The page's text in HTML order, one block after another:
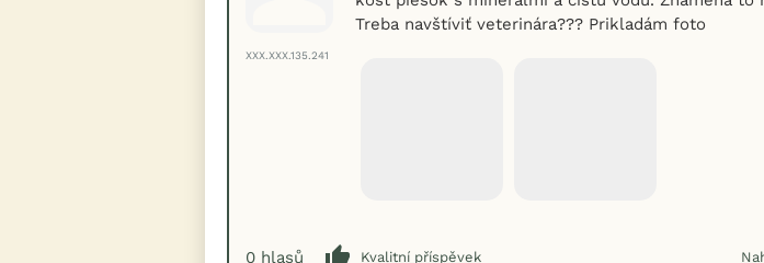
XXX.XXX.135.241
Treba navštíviť veterinára??? Prikladám foto
0 hlasů Kvalitní příspěvek